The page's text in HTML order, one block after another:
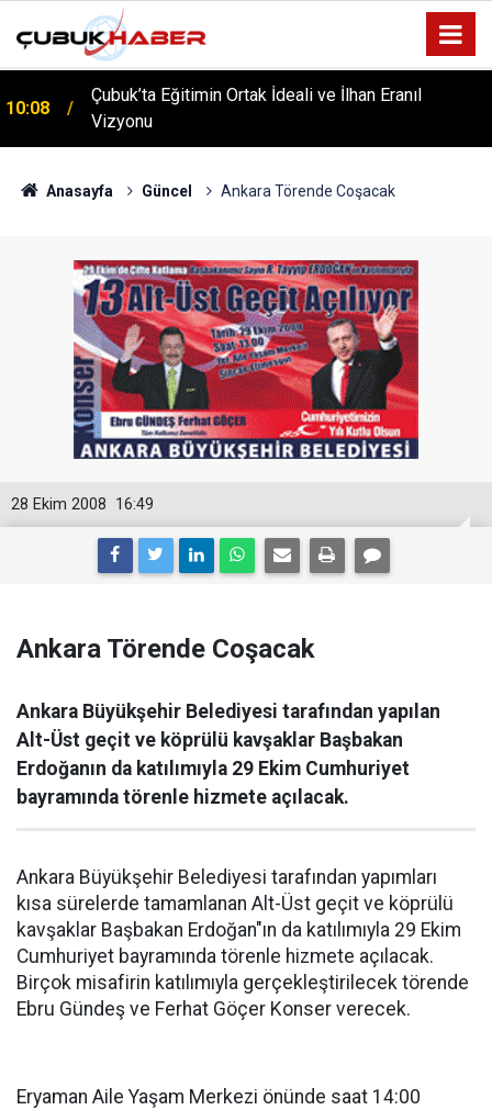
Çubuk’ta Eğitimin Ortak İdeali ve İlhan Eranıl
Vizyonu
12:06
ÇUBUK’TA ‘YAZA MERHABA’ COŞKUSU: Kursiyerler
Gönüllerince Eğlendi!
Anasayfa Güncel Ankara Törende Coşacak
16:49
28 Ekim 2008
Ankara Törende Coşacak
Ankara Büyükşehir Belediyesi tarafından yapılan
Alt-Üst geçit ve köprülü kavşaklar Başbakan
Erdoğanın da katılımıyla 29 Ekim Cumhuriyet
bayramında törenle hizmete açılacak.
Ankara Büyükşehir Belediyesi tarafından yapımları
kısa sürelerde tamamlanan Alt-Üst geçit ve köprülü
kavşaklar Başbakan Erdoğan"ın da katılımıyla 29 Ekim
Cumhuriyet bayramında törenle hizmete açılacak.
Birçok misafirin katılımıyla gerçekleştirilecek törende
Ebru Gündeş ve Ferhat Göçer Konser verecek.
Eryaman Aile Yaşam Merkezi önünde saat 14:00